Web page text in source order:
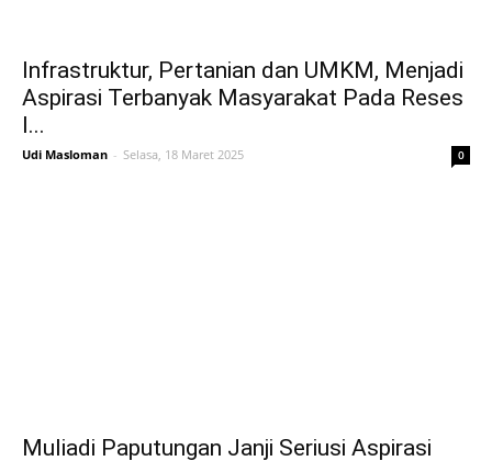
Infrastruktur, Pertanian dan UMKM, Menjadi
Aspirasi Terbanyak Masyarakat Pada Reses
I...
Udi Masloman - Selasa, 18 Maret 2025 0
Muliadi Paputungan Janji Seriusi Aspirasi